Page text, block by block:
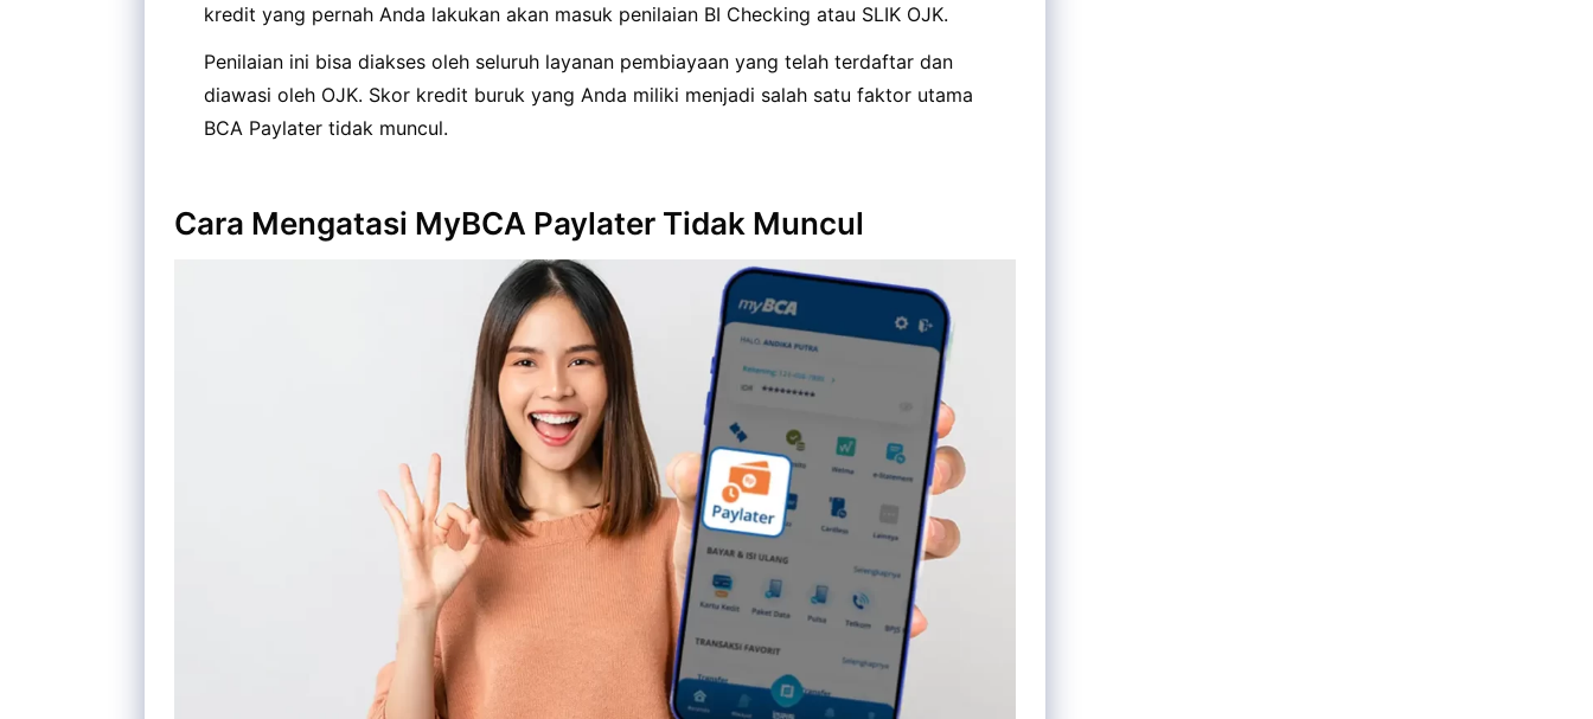
kredit yang pernah Anda lakukan akan masuk penilaian BI Checking atau SLIK OJK.
Penilaian ini bisa diakses oleh seluruh layanan pembiayaan yang telah terdaftar dan
diawasi oleh OJK. Skor kredit buruk yang Anda miliki menjadi salah satu faktor utama
BCA Paylater tidak muncul.
Cara Mengatasi MyBCA Paylater Tidak Muncul